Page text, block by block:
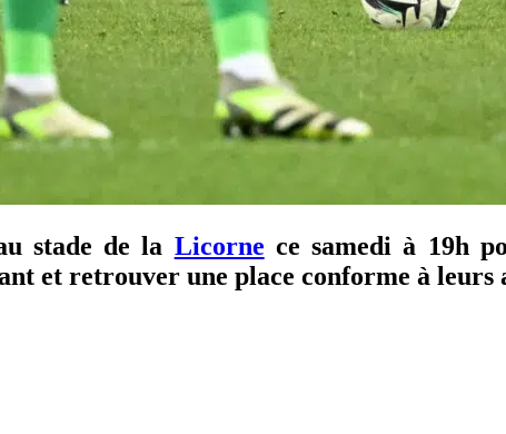
stade de la Licorne ce samedi à 19h
et retrouver une place conforme à